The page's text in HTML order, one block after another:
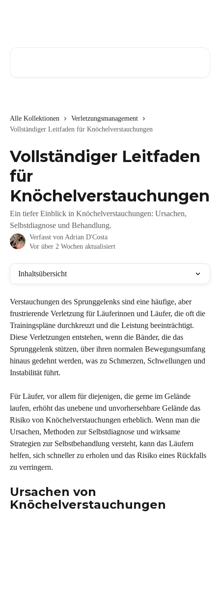
Alle Kollektionen
Verletzungsmanagement
Vollständiger Leitfaden für Knöchelverstauchungen
Vollständiger Leitfaden
für
Knöchelverstauchungen
Ein tiefer Einblick in Knöchelverstauchungen: Ursachen,
Selbstdiagnose und Behandlung.
Verfasst von Adrian D'Costa
Vor über 2 Wochen aktualisiert
Inhaltsübersicht
Verstauchungen des Sprunggelenks sind eine häufige, aber
frustrierende Verletzung für Läuferinnen und Läufer, die oft die
Trainingspläne durchkreuzt und die Leistung beeinträchtigt.
Diese Verletzungen entstehen, wenn die Bänder, die das
Sprunggelenk stützen, über ihren normalen Bewegungsumfang
hinaus gedehnt werden, was zu Schmerzen, Schwellungen und
Instabilität führt.
Für Läufer, vor allem für diejenigen, die gerne im Gelände
laufen, erhöht das unebene und unvorhersehbare Gelände das
Risiko von Knöchelverstauchungen erheblich. Wenn man die
Ursachen, Methoden zur Selbstdiagnose und wirksame
Strategien zur Selbstbehandlung versteht, kann das Läufern
helfen, sich schneller zu erholen und das Risiko eines Rückfalls
zu verringern.
Ursachen von
Knöchelverstauchungen